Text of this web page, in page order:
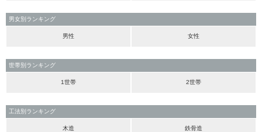
男女別ランキング
男性 女性
世帯別ランキング
1世帯 2世帯
工法別ランキング
木造 鉄骨造